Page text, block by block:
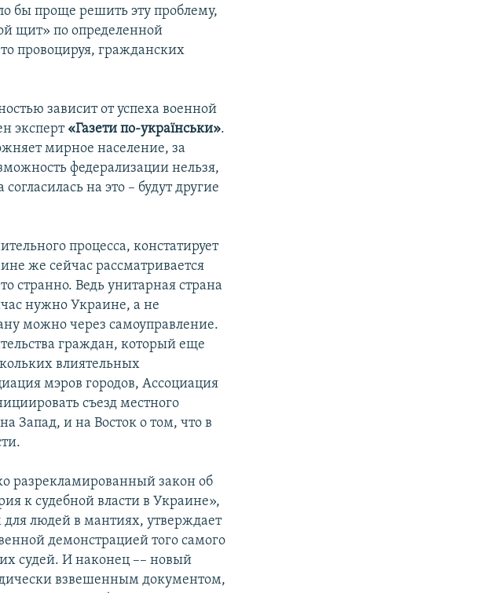
бы проще решить эту проблему,
щит» по определенной
провоцируя, гражданских
зависит от успеха военной
эксперт «Газети по-українськи».
мирное население, за
федерализации нельзя,
на это – будут другие
процесса, констатирует
же сейчас рассматривается
странно. Ведь унитарная страна
нужно Украине, а не
можно через самоуправление.
граждан, который еще
влиятельных
мэров городов, Ассоциация
съезд местного
Запад, и на Восток о том, что в
разрекламированный закон об
к судебной власти в Украине»,
людей в мантиях, утверждает
демонстрацией того самого
судей. И наконец –– новый
взвешенным документом,